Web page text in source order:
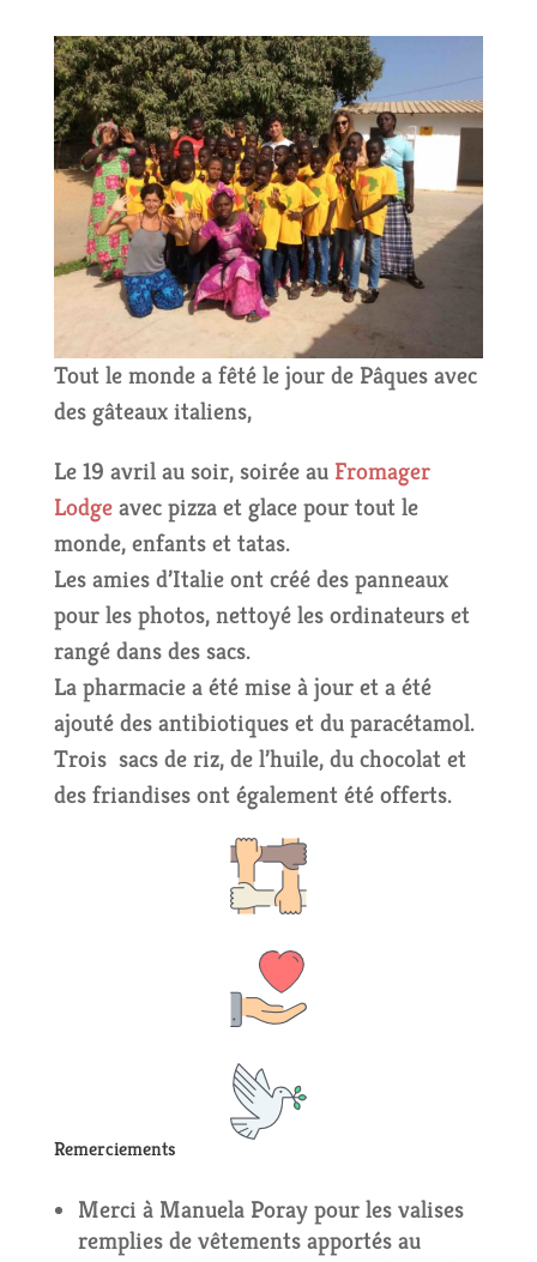
Tout le monde a fêté le jour de Pâques avec
des gâteaux italiens,
Le 19 avril au soir, soirée au Fromager
Lodgeavec pizza et glace pour tout le
monde, enfants et tatas.
Les amies d’Italie ont créé des panneaux
pour les photos, nettoyé les ordinateurs et
rangé dans des sacs.
La pharmacie a été mise à jour et a été
ajouté des antibiotiques et du paracétamol.
Trois sacs de riz, de l’huile, du chocolat et
des friandises ont également été offerts.
Remerciements
Merci à Manuela Poray pour les valises
remplies de vêtements apportés au